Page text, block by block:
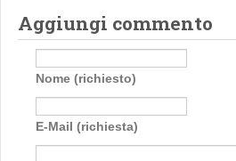
Aggiungi commento
Nome (richiesto)
E-Mail (richiesta)